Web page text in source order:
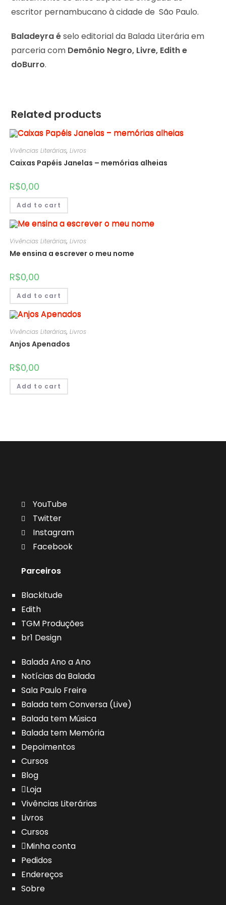
escritor pernambucano à cidade de São Paulo.
Baladeyra éselo editorial da Balada Literária em
parceria com Demônio Negro, Livre, Edith e
doBurro.
Related products
Vivências Literárias, Livros
Caixas Papéis Janelas – memórias alheias
R$0,00
Add to cart
Vivências Literárias, Livros
Me ensina a escrever o meu nome
R$0,00
Add to cart
Vivências Literárias, Livros
Anjos Apenados
R$0,00
Add to cart
YouTube
Twitter
Instagram
Facebook
Parceiros
Blackitude
Edith
TGM Produções
br1 Design
Balada Ano a Ano
Notícias da Balada
Sala Paulo Freire
Balada tem Conversa (Live)
Balada tem Música
Balada tem Memória
Depoimentos
Cursos
Blog
Loja
Vivências Literárias
Livros
Cursos
Minha conta
Pedidos
Endereços
Sobre